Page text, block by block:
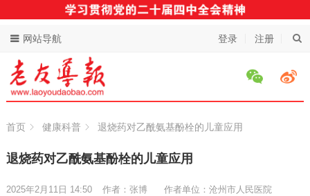
登录 注册
网站导航
首页 健康科普 退烧药对乙酰氨基酚栓的儿童应用
退烧药对乙酰氨基酚栓的儿童应用
作者：张博 作者单位：沧州市人民医院
2025年2月11日 14:50